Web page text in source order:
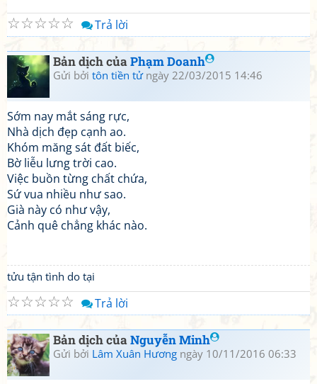
☆
☆
☆
☆
☆ Trả lời
Bản dịch củaPhạm Doanh
Gửi bởi tôn tiền tửngày 22/03/2015 14:46
Sớm nay mắt sáng rực,
Nhà dịch đẹp cạnh ao.
Khóm măng sát đất biếc,
Bờ liễu lưng trời cao.
Việc buồn từng chất chứa,
Sứ vua nhiều như sao.
Già này có như vậy,
Cảnh quê chẳng khác nào.
tửu tận tình do tại
☆
☆
☆
☆
☆ Trả lời
Bản dịch củaNguyễn Minh
Gửi bởi Lâm Xuân Hương ngày 10/11/2016 06:33